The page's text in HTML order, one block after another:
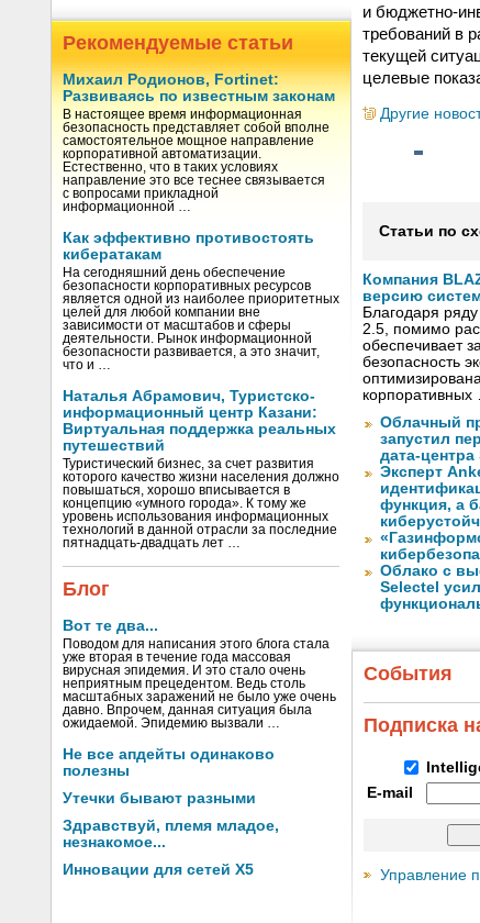
Рекомендуемые статьи
Михаил Родионов, Fortinet:
Развиваясь по известным законам
В настоящее время информационная
безопасность представляет собой вполне
самостоятельное мощное направление
корпоративной автоматизации.
Естественно, что в таких условиях
направление это все теснее связывается
с вопросами прикладной
информационной …
Как эффективно противостоять
кибератакам
На сегодняшний день обеспечение
безопасности корпоративных ресурсов
является одной из наиболее приоритетных
целей для любой компании вне
зависимости от масштабов и сферы
деятельности. Рынок информационной
безопасности развивается, а это значит,
что и …
Наталья Абрамович, Туристско-
информационный центр Казани:
Виртуальная поддержка реальных
путешествий
Туристический бизнес, за счет развития
которого качество жизни населения должно
повышаться, хорошо вписывается в
концепцию «умного города». К тому же
уровень использования информационных
технологий в данной отрасли за последние
пятнадцать-двадцать лет …
Блог
Вот те два...
Поводом для написания этого блога стала
уже вторая в течение года массовая
вирусная эпидемия. И это стало очень
неприятным прецедентом. Ведь столь
масштабных заражений не было уже очень
давно. Впрочем, данная ситуация была
ожидаемой. Эпидемию вызвали …
Не все апдейты одинаково
полезны
Утечки бывают разными
Здравствуй, племя младое,
незнакомое...
Инновации для сетей X5
и бюджетно-
требований в
текущей
целевые
Другие
Статьи по
Компания
версию
Благодаря
2.5, помимо
обеспечивает
безопасность
Облачный
запустил
дата-центра
Эксперт
функция, а
Облако с
Selectel
События
Подписка
E-mail
Управление